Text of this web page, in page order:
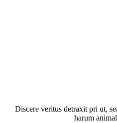
Discere veritus detraxit pri ut,
harum